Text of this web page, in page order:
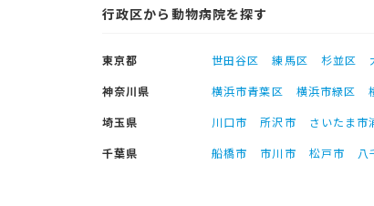
行政区から動物病院を探す
東京都 世田谷区 練馬区 杉並区
神奈川県
横浜市青葉区 横浜市緑区
埼玉県
川口市 所沢市 さいたま市
千葉県
船橋市 市川市 松戸市 八